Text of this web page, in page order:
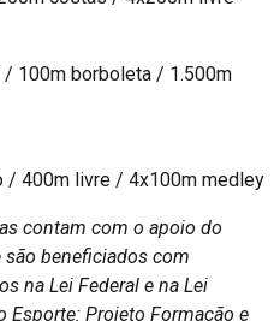
100m borboleta / 1.500m
400m livre / 4x100m medley
contam com o apoio do
são beneficiados com
na Lei Federal e na Lei
Esporte: Projeto Formação e